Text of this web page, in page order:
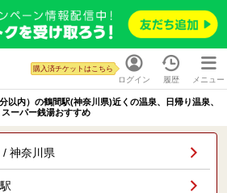
ログイン
購入済チケットはこちら
履歴 メニュー
以内）の鶴間駅(神奈川県)近くの温泉、日帰り温泉、
スーパー銭湯おすすめ
/ 神奈川県